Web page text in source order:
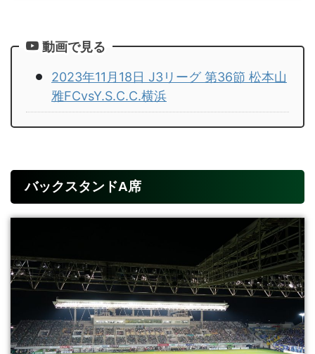
動画で見る
2023年11月18日 J3リーグ 第36節 松本山
雅FCvsY.S.C.C.横浜
バックスタンドA席